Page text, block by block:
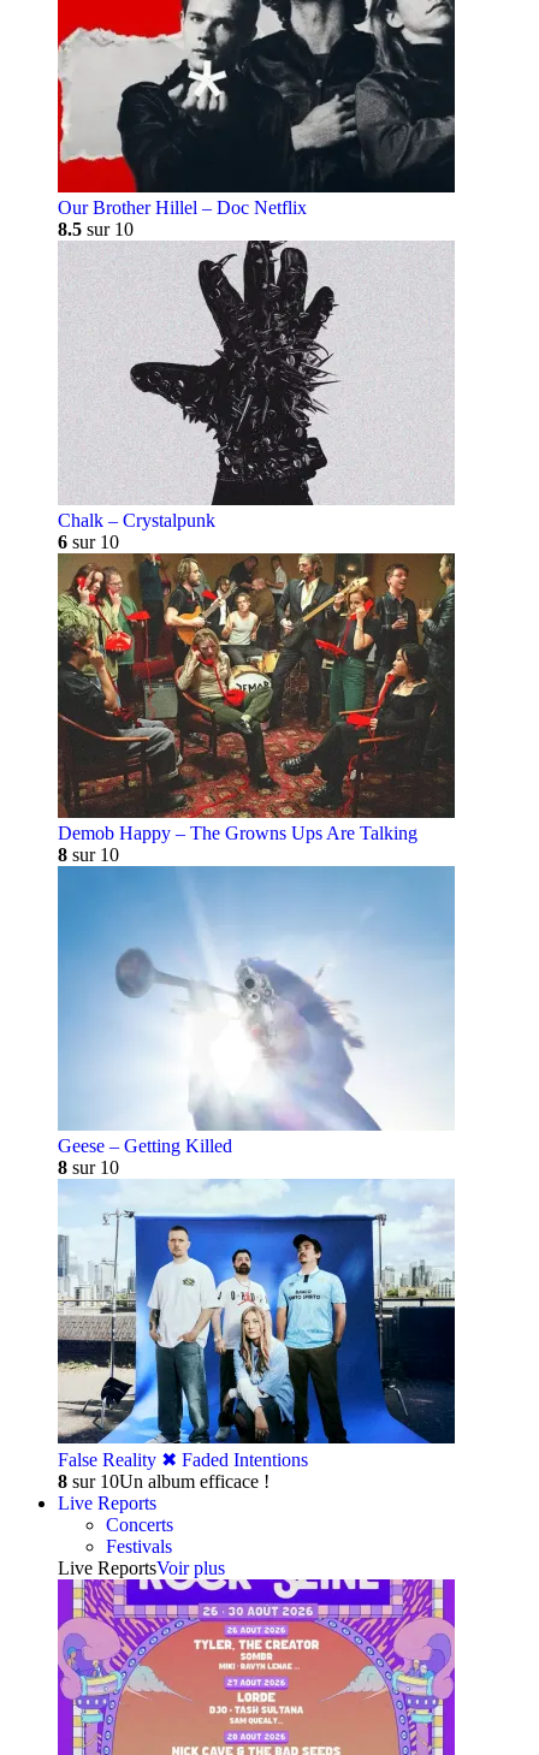
Our Brother Hillel – Doc Netflix
8.5 sur 10
Chalk – Crystalpunk
6 sur 10
Demob Happy – The Growns Ups Are Talking
8 sur 10
Geese – Getting Killed
8 sur 10
False Reality ✖︎ Faded Intentions
8 sur 10Un album efficace !
Live Reports
Concerts
Festivals
Live ReportsVoir plus